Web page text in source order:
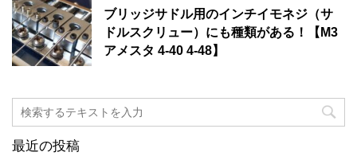
ブリッジサドル用のインチイモネジ（サ
ドルスクリュー）にも種類がある！【M3
アメスタ 4-40 4-48】
最近の投稿